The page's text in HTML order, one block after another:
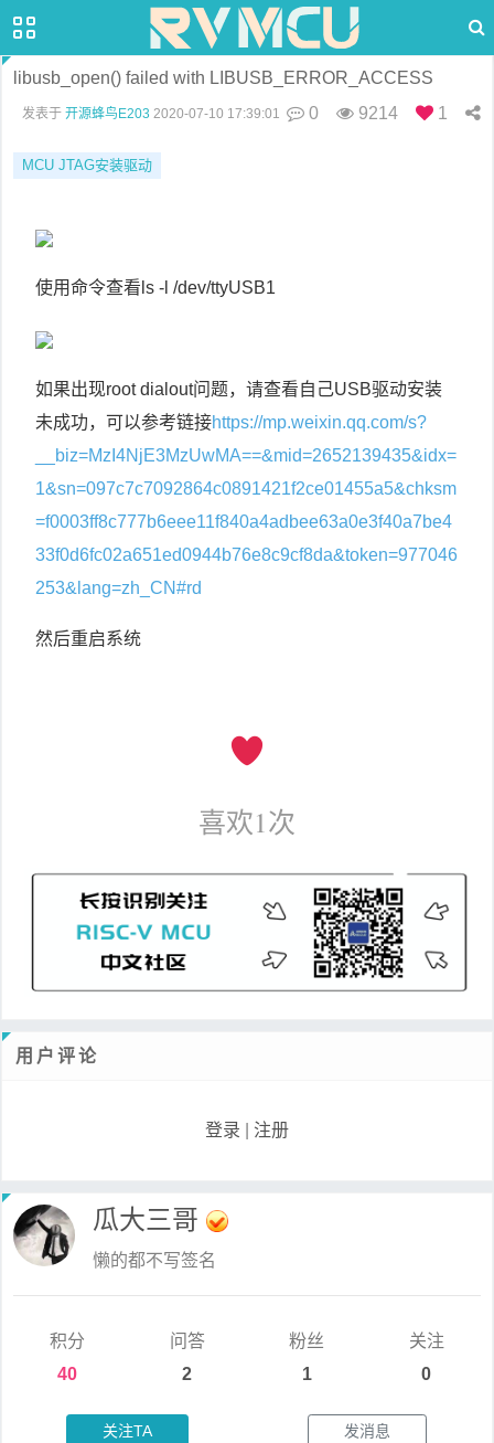
libusb_open() failed with LIBUSB_ERROR_ACCESS
发表于 开源蜂鸟E203 2020-07-10 17:39:01 0 9214 1
MCU JTAG安装驱动
使用命令查看ls -l /dev/ttyUSB1
如果出现root dialout问题，请查看自己USB驱动安装
未成功，可以参考链接https://mp.weixin.qq.com/s?
__biz=MzI4NjE3MzUwMA==&mid=2652139435&idx=
1&sn=097c7c7092864c0891421f2ce01455a5&chksm
=f0003ff8c777b6eee11f840a4adbee63a0e3f40a7be4
33f0d6fc02a651ed0944b76e8c9cf8da&token=977046
253&lang=zh_CN#rd
然后重启系统
喜欢1次
用户评论
登录 注册
瓜大三哥
懒的都不写签名
积分
40
问答
2
粉丝
1
关注
0
关注TA 发消息